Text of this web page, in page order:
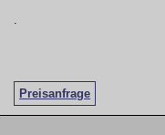
Preisanfrage